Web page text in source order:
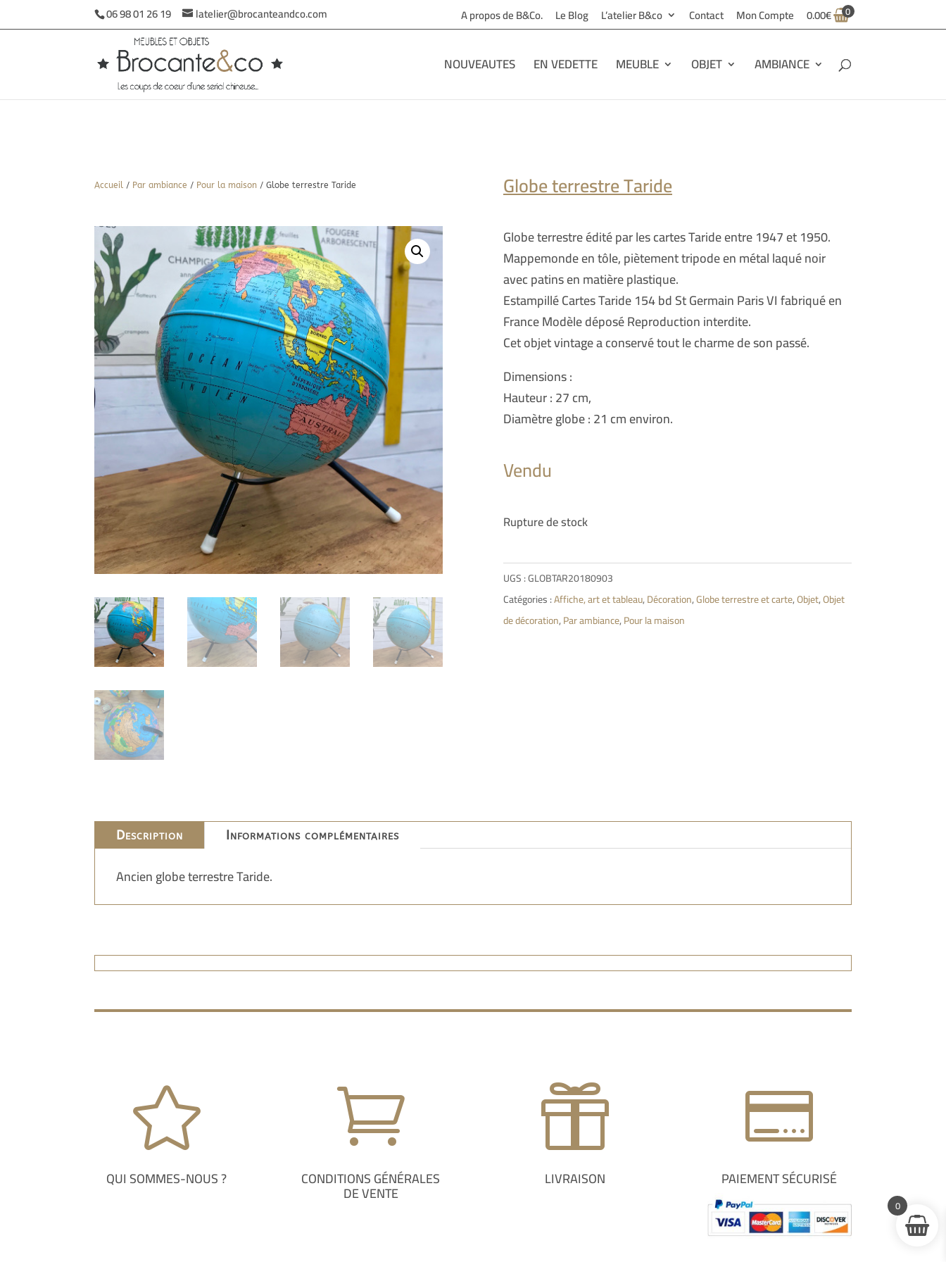
06 98 01 26 19 latelier@brocanteandco.com A propos de B&Co. Le Blog L’atelier B&co Contact Mon Compte 0.00€ 0
NOUVEAUTES EN VEDETTE MEUBLE OBJET AMBIANCE
Accueil / Par ambiance / Pour la maison / Globe terrestre Taride Globe terrestre Taride
Globe terrestre édité par les cartes Taride entre 1947 et 1950.
Mappemonde en tôle, piètement tripode en métal laqué noir
avec patins en matière plastique.
Estampillé Cartes Taride 154 bd St Germain Paris VI fabriqué en
France Modèle déposé Reproduction interdite.
Cet objet vintage a conservé tout le charme de son passé.
Dimensions :
Hauteur : 27 cm,
Diamètre globe : 21 cm environ.
Vendu
Rupture de stock
UGS :GLOBTAR20180903
Catégories :Affiche, art et tableau,Décoration,Globe terrestre et carte,Objet,Objet
de décoration,Par ambiance,Pour la maison
Description Informations complémentaires
Ancien globe terrestre Taride.

QUI SOMMES-NOUS ?

CONDITIONS GÉNÉRALES
DE VENTE

LIVRAISON

PAIEMENT SÉCURISÉ
0